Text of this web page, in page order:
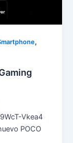
,
Vkea4
POCO